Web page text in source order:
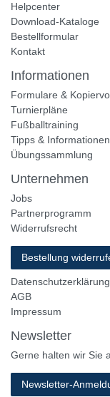
Helpcenter
Download-Kataloge
Bestellformular
Kontakt
Informationen
Formulare &
Turnierpläne
Fußballtraining
Tipps & Informationen
Übungssammlung
Unternehmen
Jobs
Partnerprogramm
Widerrufsrecht
Bestellung
Datenschutzerklärung
AGB
Impressum
Newsletter
Gerne halten wir Sie
Newsletter-